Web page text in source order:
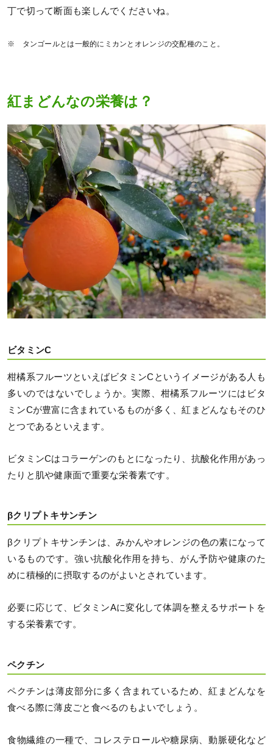
丁で切って断面も楽しんでくださいね。
※ タンゴールとは一般的にミカンとオレンジの交配種のこと。
紅まどんなの栄養は？
ビタミンC
柑橘系フルーツといえばビタミンCというイメージがある人も
多いのではないでしょうか。実際、柑橘系フルーツにはビタ
ミンCが豊富に含まれているものが多く、紅まどんなもそのひ
とつであるといえます。
ビタミンCはコラーゲンのもとになったり、抗酸化作用があっ
たりと肌や健康面で重要な栄養素です。
βクリプトキサンチン
βクリプトキサンチンは、みかんやオレンジの色の素になって
いるものです。強い抗酸化作用を持ち、がん予防や健康のた
めに積極的に摂取するのがよいとされています。
必要に応じて、ビタミンAに変化して体調を整えるサポートを
する栄養素です。
ペクチン
ペクチンは薄皮部分に多く含まれているため、紅まどんなを
食べる際に薄皮ごと食べるのもよいでしょう。
食物繊維の一種で、コレステロールや糖尿病、動脈硬化など